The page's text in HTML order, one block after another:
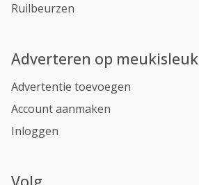
Ruilbeurzen
Adverteren op meukisleuk
Advertentie toevoegen
Account aanmaken
Inloggen